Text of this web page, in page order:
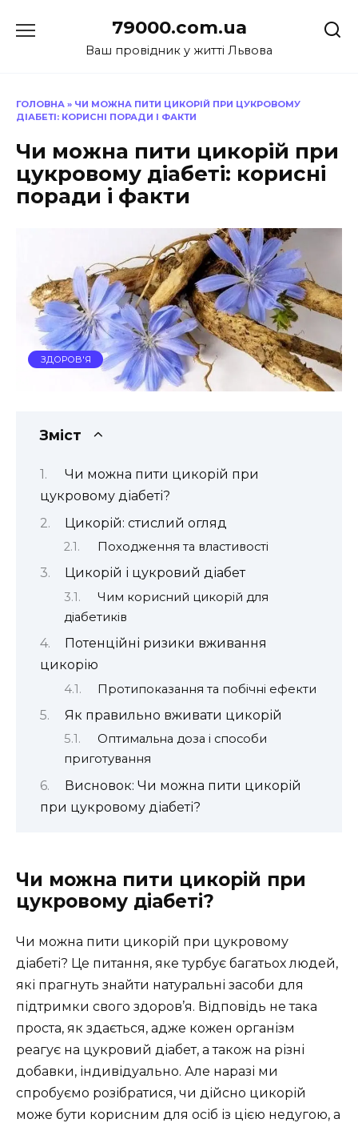
до
79000.com.ua
Ваш провідник у житті Львова
ГОЛОВНА » ЧИ МОЖНА ПИТИ ЦИКОРІЙ ПРИ ЦУКРОВОМУ
ДІАБЕТІ: КОРИСНІ ПОРАДИ І ФАКТИ
Чи можна пити цикорій при
цукровому діабеті: корисні
поради і факти
ЗДОРОВ'Я
Зміст
Чи можна пити цикорій при
цукровому діабеті?
Цикорій: стислий огляд
Походження та властивості
Цикорій і цукровий діабет
Чим корисний цикорій для
діабетиків
Потенційні ризики вживання
цикорію
Протипоказання та побічні ефекти
Як правильно вживати цикорій
Оптимальна доза і способи
приготування
Висновок: Чи можна пити цикорій
при цукровому діабеті?
Чи можна пити цикорій при
цукровому діабеті?
Чи можна пити цикорій при цукровому
діабеті? Це питання, яке турбує багатьох людей,
які прагнуть знайти натуральні засоби для
підтримки свого здоров’я. Відповідь не така
проста, як здається, адже кожен організм
реагує на цукровий діабет, а також на різні
добавки, індивідуально. Але наразі ми
спробуємо розібратися, чи дійсно цикорій
може бути корисним для осіб із цією недугою, а